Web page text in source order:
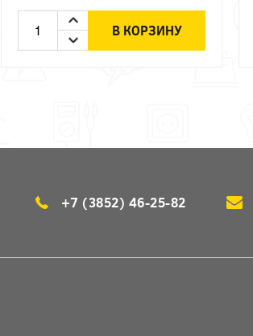
В КОРЗИНУ
+7 (3852) 46-25-82